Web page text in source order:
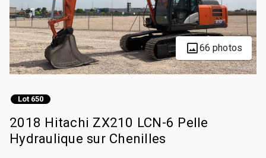
66 photos
Lot 650
2018 Hitachi ZX210 LCN-6 Pelle
Hydraulique sur Chenilles